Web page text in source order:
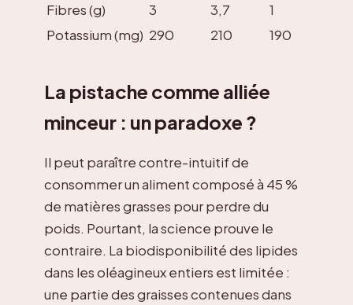
Fibres (g)
3 3,7
1
Potassium (mg) 290 210 190
La pistache comme alliée
minceur : un paradoxe ?
Il peut paraître contre-intuitif de
consommer un aliment composé à 45 %
de matières grasses pour perdre du
poids. Pourtant, la science prouve le
contraire. La biodisponibilité des lipides
dans les oléagineux entiers est limitée :
une partie des graisses contenues dans